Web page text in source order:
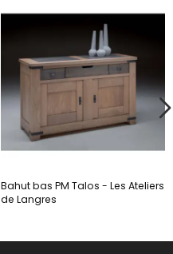
Bahut bas PM Talos - Les Ateliers
de Langres